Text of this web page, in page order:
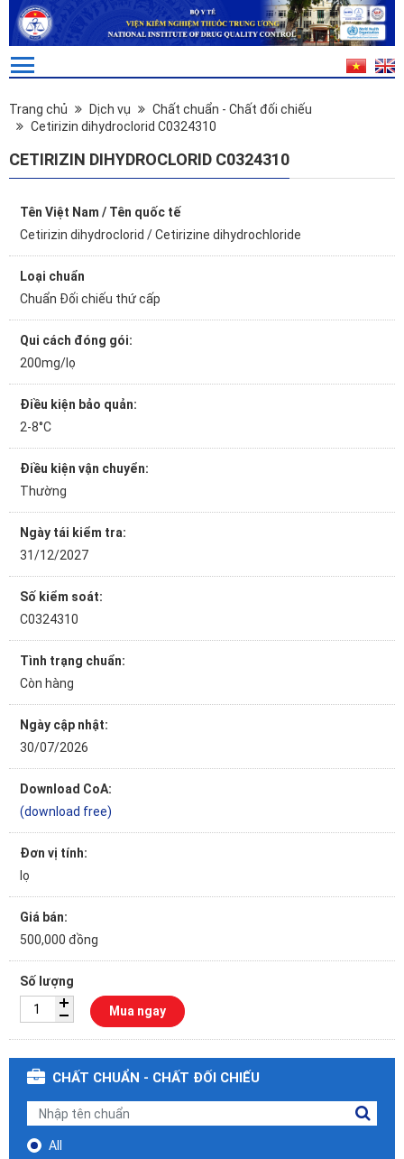
Trang chủ Dịch vụ
Chất chuẩn - Chất đối chiếu
Cetirizin dihydroclorid C0324310
CETIRIZIN DIHYDROCLORID C0324310
Tên Việt Nam / Tên quốc tế
Cetirizin dihydroclorid / Cetirizine dihydrochloride
Loại chuẩn
Chuẩn Đối chiếu thứ cấp
Qui cách đóng gói:
200mg/lọ
Điều kiện bảo quản:
2-8°C
Điều kiện vận chuyển:
Thường
Ngày tái kiểm tra:
31/12/2027
Số kiểm soát:
C0324310
Tình trạng chuẩn:
Còn hàng
Ngày cập nhật:
30/07/2026
Download CoA:
(download free)
Đơn vị tính:
lọ
Giá bán:
500,000 đồng
Số lượng
Mua ngay
CHẤT CHUẨN - CHẤT ĐỐI CHIẾU
All